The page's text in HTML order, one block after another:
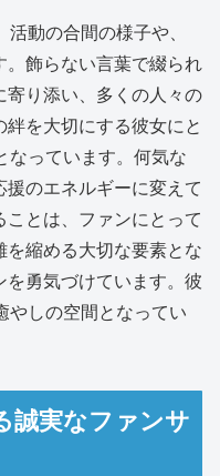
動の合間の様子や、
。飾らない言葉で綴られ
寄り添い、多くの人々の
を大切にする彼女にと
なっています。何気な
のエネルギーに変えて
とは、ファンにとって
を縮める大切な要素とな
を勇気づけています。彼
やしの空間となってい
誠実なファンサ